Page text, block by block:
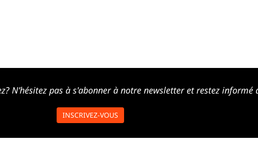
N’hésitez pas à s'abonner à notre newsletter et restez informé
INSCRIVEZ-VOUS